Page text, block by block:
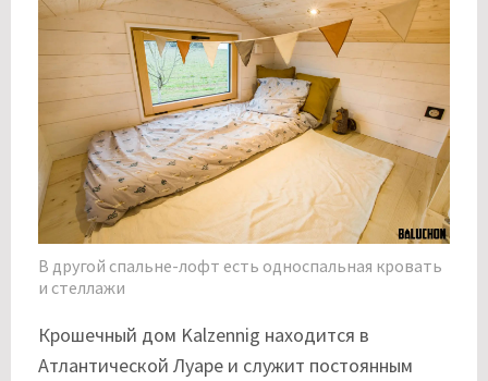
В другой спальне-лофт есть односпальная кровать
и стеллажи
Крошечный дом Kalzennig находится в
Атлантической Луаре и служит постоянным